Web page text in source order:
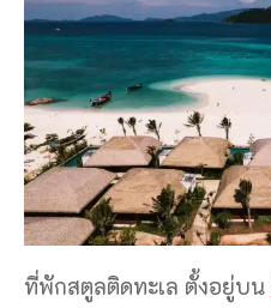
ที่พักสตูลติดทะเล ตั้งอยู่บน